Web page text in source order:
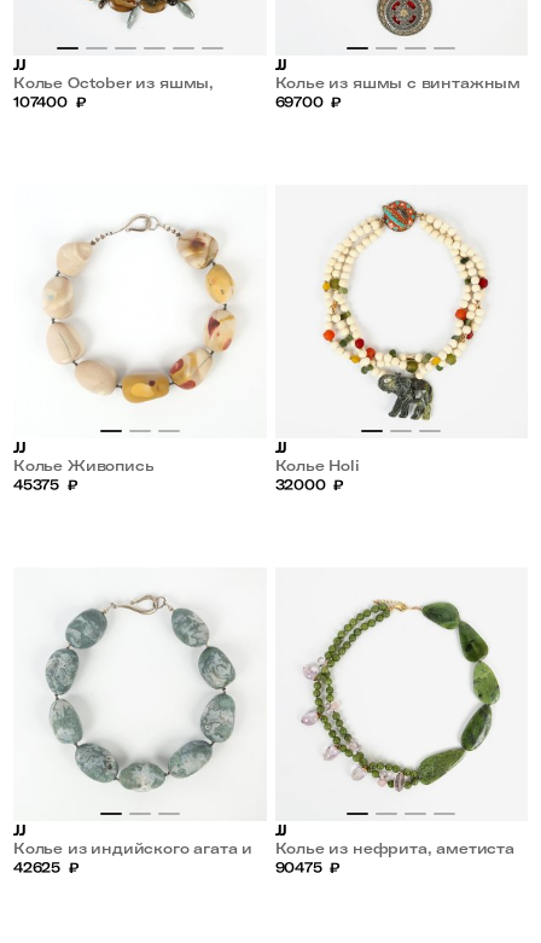
JJ
Колье October из яшмы,
хризоберилла и эбенового
107400 ₽
JJ
Колье из яшмы с винтажным
кулоном подвеска-амулет
69700 ₽
JJ
Колье Живопись
45375 ₽
JJ
Колье Holi
32000 ₽
JJ
Колье из индийского агата и
кварца
42625 ₽
JJ
Колье из нефрита, аметиста
и кварца
90475 ₽